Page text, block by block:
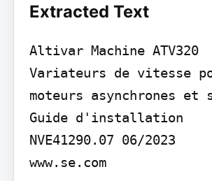
Extracted Text
Altivar Machine ATV320
Variateurs de vitesse
moteurs asynchrones et
Guide d'installation
NVE41290.07 06/2023
www.se.com